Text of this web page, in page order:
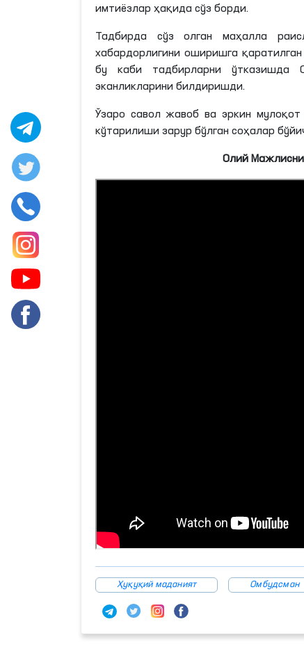
имтиёзлар ҳақида сўз борди.
Тадбирда сўз олган маҳалла
хабардорлигини оширишга
бу каби тадбирларни ўтказишда
эканликларини билдиришди.
Ўзаро савол жавоб ва эркин
кўтарилиши зарур бўлган соҳалар
Олий
Ҳуқуқий маданият Омбудсман